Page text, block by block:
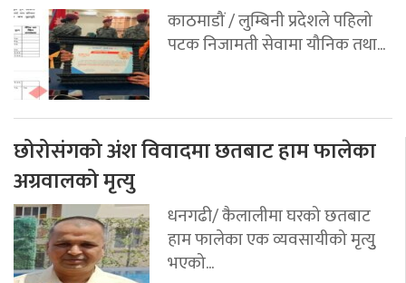
काठमाडौं / लुम्बिनी प्रदेशले पहिलो
पटक निजामती सेवामा यौनिक तथा...
छोरोसंगको अंश विवादमा छतबाट हाम फालेका
अग्रवालको मृत्यु
धनगढी/ कैलालीमा घरको छतबाट
हाम फालेका एक व्यवसायीको मृत्युु
भएको...